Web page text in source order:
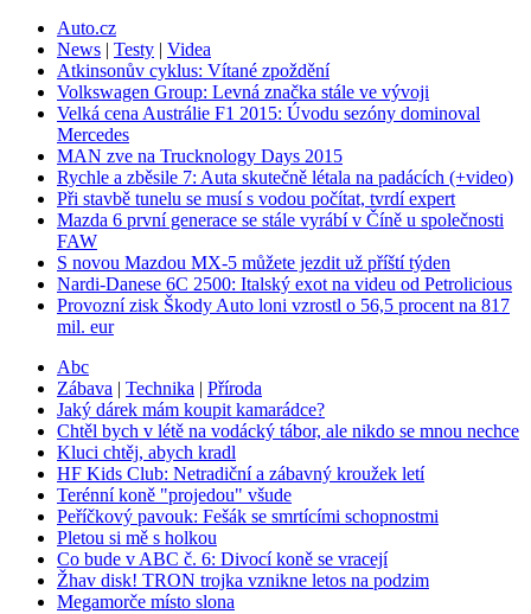
Auto.cz
News | Testy | Videa
Atkinsonův cyklus: Vítané zpoždění
Volkswagen Group: Levná značka stále ve vývoji
Velká cena Austrálie F1 2015: Úvodu sezóny dominoval
Mercedes
MAN zve na Trucknology Days 2015
Rychle a zběsile 7: Auta skutečně létala na padácích (+video)
Při stavbě tunelu se musí s vodou počítat, tvrdí expert
Mazda 6 první generace se stále vyrábí v Číně u společnosti
FAW
S novou Mazdou MX-5 můžete jezdit už příští týden
Nardi-Danese 6C 2500: Italský exot na videu od Petrolicious
Provozní zisk Škody Auto loni vzrostl o 56,5 procent na 817
mil. eur
Abc
Zábava | Technika | Příroda
Jaký dárek mám koupit kamarádce?
Chtěl bych v létě na vodácký tábor, ale nikdo se mnou nechce
Kluci chtěj, abych kradl
HF Kids Club: Netradiční a zábavný kroužek letí
Terénní koně "projedou" všude
Peříčkový pavouk: Fešák se smrtícími schopnostmi
Pletou si mě s holkou
Co bude v ABC č. 6: Divocí koně se vracejí
Žhav disk! TRON trojka vznikne letos na podzim
Megamorče místo slona